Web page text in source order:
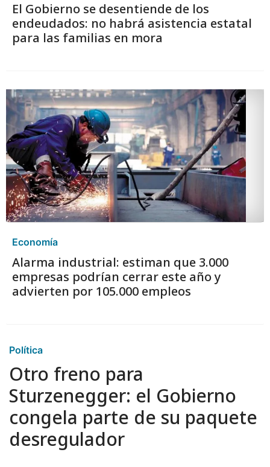
El Gobierno se desentiende de los
endeudados: no habrá asistencia estatal
para las familias en mora
Economía
Alarma industrial: estiman que 3.000
empresas podrían cerrar este año y
advierten por 105.000 empleos
Política
Otro freno para
Sturzenegger: el Gobierno
congela parte de su paquete
desregulador